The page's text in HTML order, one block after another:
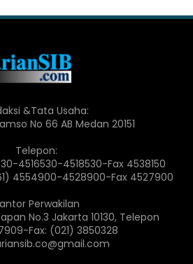
&Tata Usaha:
No 66 AB Medan 20151
Telepon:
4516530-4518530-Fax 4538150
4554900-4528900-Fax 4527900
Perwakilan
No.3 Jakarta 10130, Telepon
Fax: (021) 3850328